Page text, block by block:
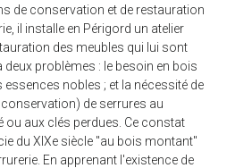
de conservation et de restauration
il installe en Périgord un atelier
des meubles qui lui sont
problèmes : le besoin en bois
nobles ; et la nécessité de
de serrures au
aux clés perdues. Ce constat
du XIXe siècle "au bois montant"
En apprenant l'existence de